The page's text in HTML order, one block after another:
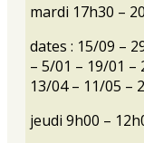
mardi 17h30 –
dates : 15/09 –
– 5/01 – 19/01 –
13/04 – 11/05 –
jeudi 9h00 –